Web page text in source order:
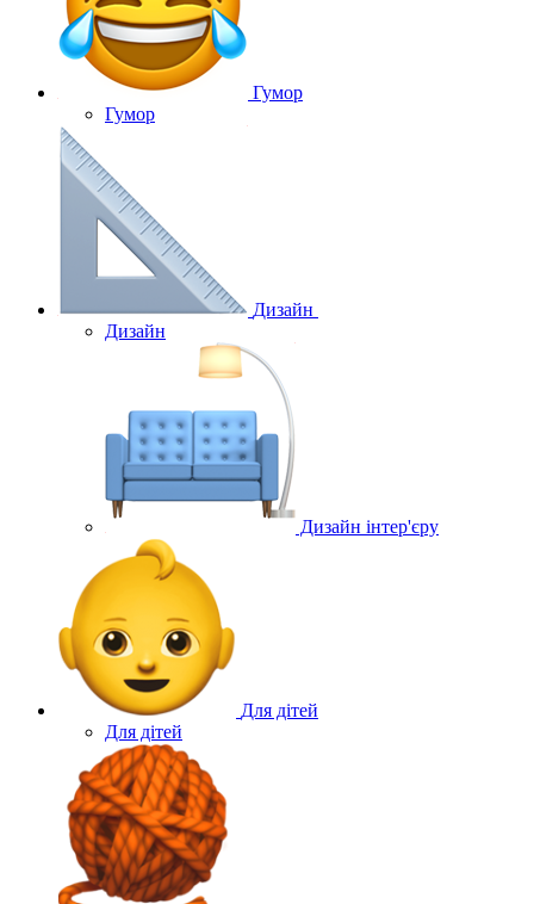
Гумор
Гумор
Дизайн
Дизайн
Дизайн інтер'єру
Для дітей
Для дітей